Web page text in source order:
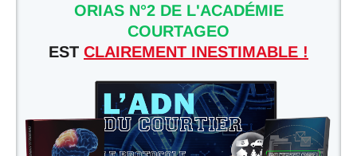
ORIAS N°2 DE L'ACADÉMIE
COURTAGEO
EST CLAIREMENT INESTIMABLE !